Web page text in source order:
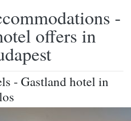
-
offers in
- Gastland hotel in